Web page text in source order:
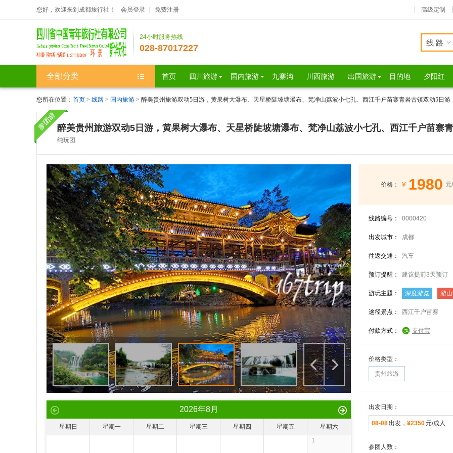
您好，欢迎来到成都旅行社！ 会员登录 免费注册 高级定制
24小时服务热线
028-87017227
线路
全部分类 首页 四川旅游 国内旅游 九寨沟 川西旅游 出国旅游 目的地 夕阳红
您所在位置： 首页 > 线路 > 国内旅游 > 醉美贵州旅游双动5日游，黄果树大瀑布、天星桥陡坡塘瀑布、梵净山荔波小七孔、西江千户苗寨青岩古镇双动5日游
醉美贵州旅游双动5日游，黄果树大瀑布、天星桥陡坡塘瀑布、梵净山荔波小七孔、西江千户苗寨
纯玩团
2026年8月
星期日 星期一 星期二 星期三 星期四 星期五
星期六
1
价格： ¥ 1980 元
线路编号： 0000420
出发城市： 成都
往返交通： 汽车
预订提醒： 建议提前3天预订
游玩主题： 深度游览 游
途径景点： 西江千户苗寨
付款方式： 支付宝
价格类型：
贵州旅游
出发日期：
08-08出发， ¥2350元/成人
参团人数：